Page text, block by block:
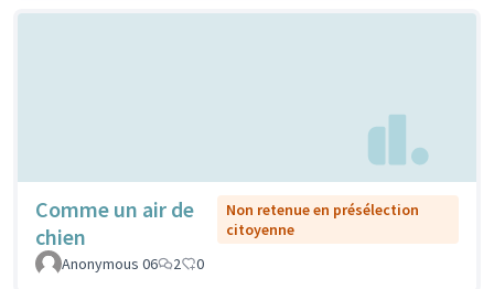
Comme un air de
chien
Non retenue en présélection
citoyenne
Anonymous 06
2 0